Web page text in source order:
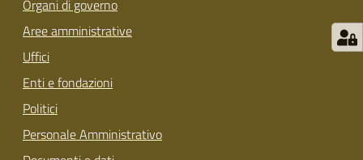
su
Organi di governo
Aree amministrative
Uffici
Enti e fondazioni
Politici
Personale Amministrativo